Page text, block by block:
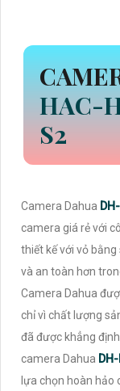
HAC-
S2
Camera Dahua
camera giá rẻ với
thiết kế với vỏ
và an toàn hơn
Camera Dahua
chỉ vì chất lượng
đã được khẳng
camera Dahua
lựa chọn hoàn hảo